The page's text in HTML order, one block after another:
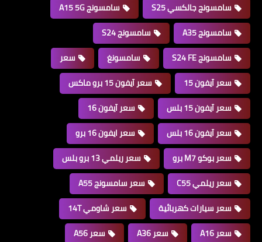
سامسونج جالكسي S25
سامسونج A15 5G
سامسونج A35
سامسونج S24
سامسونج S24 FE
سامسونغ
سعر
سعر آيفون 15
سعر آيفون 15 برو ماكس
سعر آيفون 15 بلس
سعر آيفون 16
سعر آيفون 16 بلس
سعر ايفون 16 برو
سعر بوكو M7 برو
سعر ريلمي 13 برو بلس
سعر ريلمي C55
سعر سامسونج A55
سعر سيارات كهربائية
سعر شاومي 14T
سعر A16
سعر A36
سعر A56